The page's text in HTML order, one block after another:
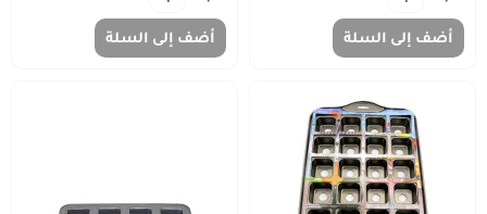
أضف إلى السلة أضف إلى السلة